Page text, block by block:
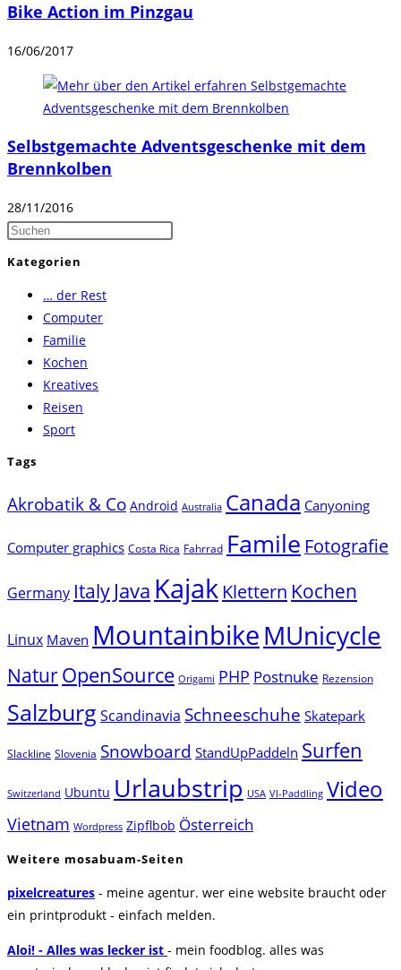
Bike Action im Pinzgau
16/06/2017
Selbstgemachte Adventsgeschenke mit dem
Brennkolben
28/11/2016
Press
Kategorien
… der Rest
Computer
Familie
Kochen
Kreatives
Reisen
Sport
Tags
Akrobatik & Co Android Australia Canada Canyoning
Computer graphics Costa Rica Fahrrad Famile Fotografie
Germany Italy Java Kajak Klettern Kochen
Linux Maven MountainbikeMUnicycle
NaturOpenSource Origami PHP Postnuke Rezension
SalzburgScandinavia Schneeschuhe Skatepark
Slackline Slovenia Snowboard StandUpPaddeln Surfen
Switzerland Ubuntu Urlaubstrip USA VI-Paddling Video
Vietnam Wordpress Zipflbob Österreich
Weitere mosabuam-Seiten
pixelcreatures - meine agentur. wer eine website braucht oder
ein printprodukt - einfach melden.
Aloi! - Alles was lecker ist - mein foodblog. alles was